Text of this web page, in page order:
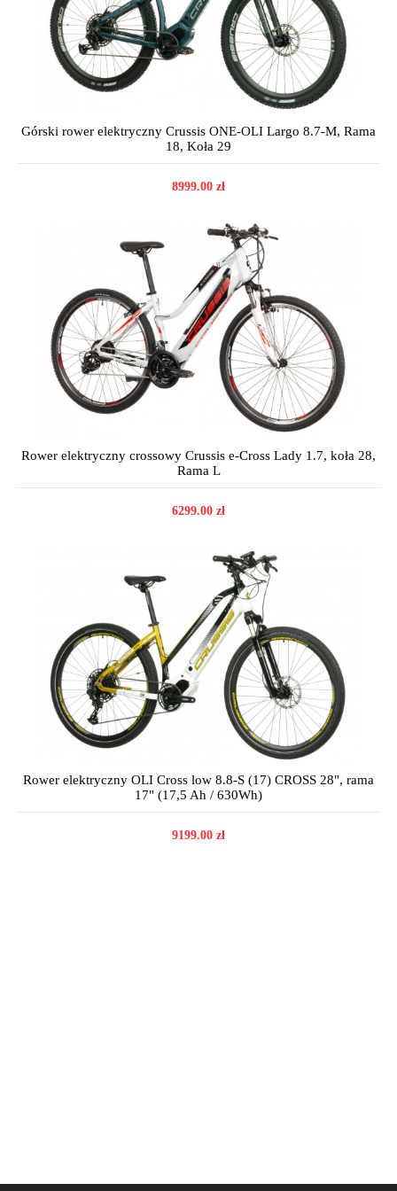
Górski rower elektryczny Crussis ONE-OLI Largo 8.7-M, Rama
18, Koła 29
8999.00 zł
Rower elektryczny crossowy Crussis e-Cross Lady 1.7, koła 28,
Rama L
6299.00 zł
Rower elektryczny OLI Cross low 8.8-S (17) CROSS 28", rama
17" (17,5 Ah / 630Wh)
9199.00 zł